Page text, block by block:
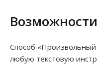
Способ «Произвольный
любую текстовую